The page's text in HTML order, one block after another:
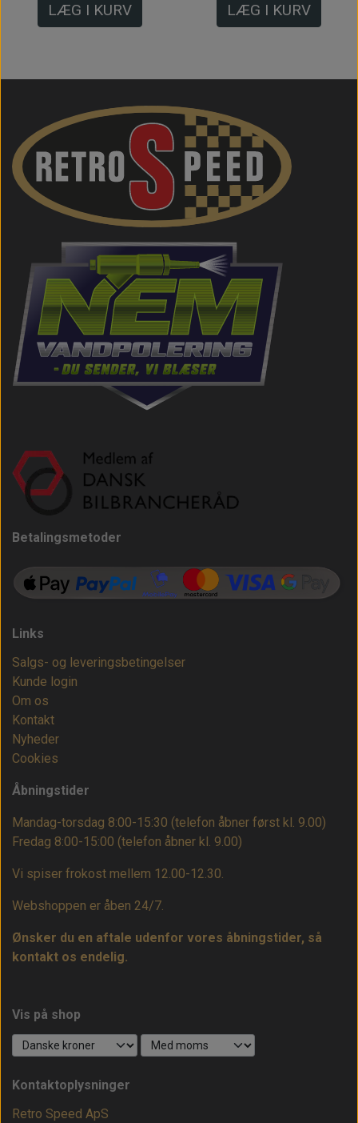
LÆG I KURV LÆG I KURV
Betalingsmetoder
Links
Salgs- og leveringsbetingelser
Kunde login
Om os
Kontakt
Nyheder
Cookies
Åbningstider
Mandag-torsdag 8:00-15:30 (telefon åbner først kl. 9.00)
Fredag 8:00-15:00 (telefon åbner kl. 9.00)
Vi spiser frokost mellem 12.00-12.30.
Webshoppen er åben 24/7.
Ønsker du en aftale udenfor vores åbningstider, så
kontakt os endelig.
Vis på shop
Kontaktoplysninger
Retro Speed ApS